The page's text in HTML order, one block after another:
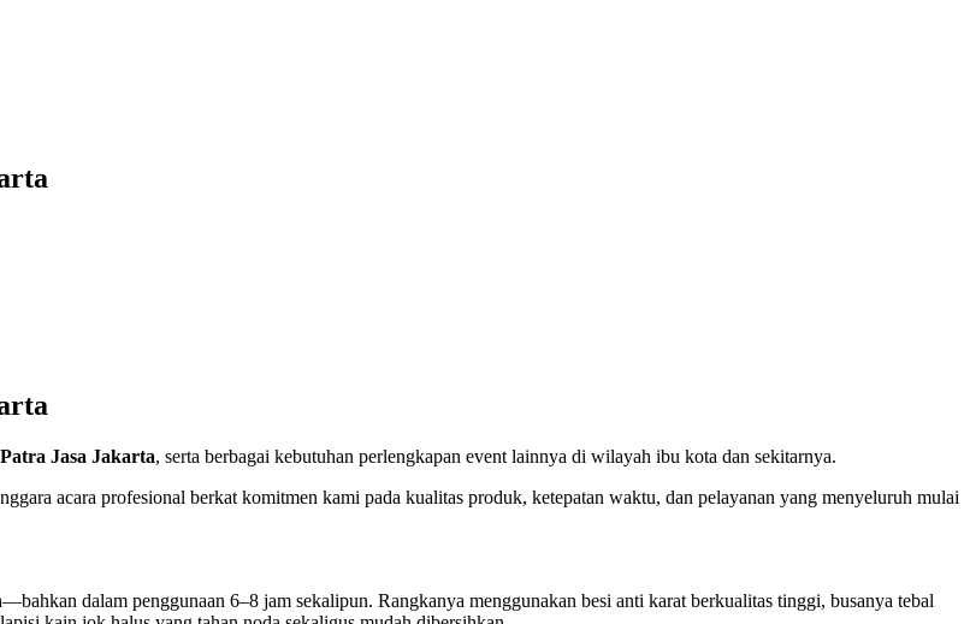
Jasa Jakarta, serta berbagai kebutuhan perlengkapan event lainnya di wilayah ibu kota dan sekitarnya.
acara profesional berkat komitmen kami pada kualitas produk, ketepatan waktu, dan pelayanan yang menyeluruh mulai
dalam penggunaan 6–8 jam sekalipun. Rangkanya menggunakan besi anti karat berkualitas tinggi, busanya tebal